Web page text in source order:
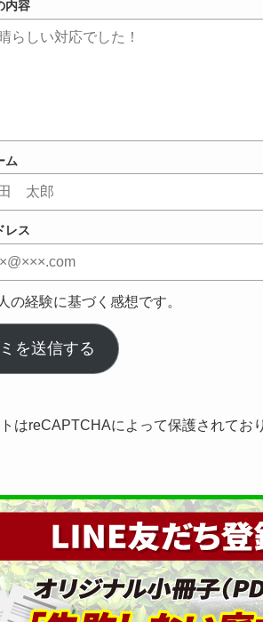
内容
ム
レス
の経験に基づく感想です。
を送信する
はreCAPTCHAによって保護されてお